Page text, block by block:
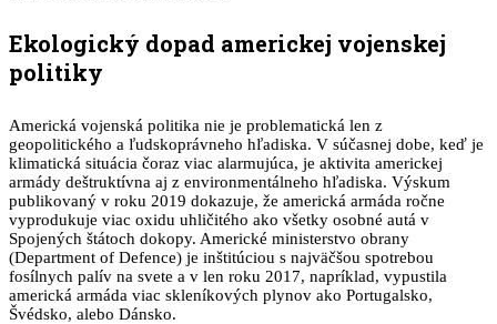
Ekologický dopad americkej vojenskej
politiky
Americká vojenská politika nie je problematická len z
geopolitického a ľudskoprávneho hľadiska. V súčasnej dobe, keď je
klimatická situácia čoraz viac alarmujúca, je aktivita americkej
armády deštruktívna aj z environmentálneho hľadiska. Výskum
publikovaný v roku 2019 dokazuje, že americká armáda ročne
vyprodukuje viac oxidu uhličitého ako všetky osobné autá v
Spojených štátoch dokopy. Americké ministerstvo obrany
(Department of Defence) je inštitúciou s najväčšou spotrebou
fosílnych palív na svete a v len roku 2017, napríklad, vypustila
americká armáda viac skleníkových plynov ako Portugalsko,
Švédsko, alebo Dánsko.